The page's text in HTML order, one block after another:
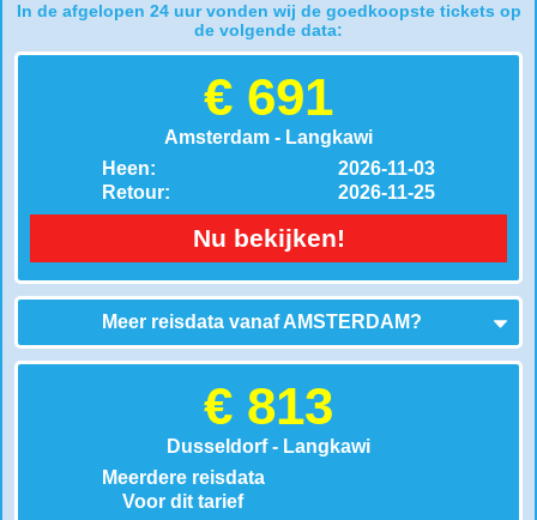
In de afgelopen 24 uur vonden wij de goedkoopste tickets op
de volgende data:
€ 691
Amsterdam - Langkawi
Heen:
Retour:
2026-11-03
2026-11-25
Nu bekijken!
Meer reisdata vanafAMSTERDAM?
€ 813
Dusseldorf - Langkawi
Meerdere reisdata
Voor dit tarief